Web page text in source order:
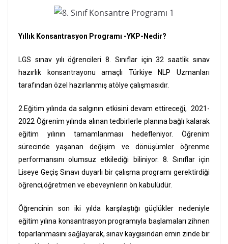
Yıllık Konsantrasyon Programı -YKP-Nedir?
LGS sınav yılı öğrencileri 8. Sınıflar için 32 saatlik sınav
hazırlık konsantrayonu amaçlı Türkiye NLP Uzmanları
tarafından özel hazırlanmış atölye çalışmasıdır.
2.Eğitim yılında da salgının etkisini devam ettireceği, 2021-
2022 Öğrenim yılında alınan tedbirlerle planına bağlı kalarak
eğitim yılının tamamlanması hedefleniyor. Öğrenim
sürecinde yaşanan değişim ve dönüşümler öğrenme
performansını olumsuz etkilediği biliniyor. 8. Sınıflar için
Liseye Geçiş Sınavı duyarlı bir çalışma programı gerektirdiği
öğrenci,öğretmen ve ebeveynlerin ön kabulüdür.
Öğrencinin son iki yılda karşılaştığı güçlükler nedeniyle
eğitim yılına konsantrasyon programıyla başlamaları zihnen
toparlanmasını sağlayarak, sınav kaygısından emin zinde bir